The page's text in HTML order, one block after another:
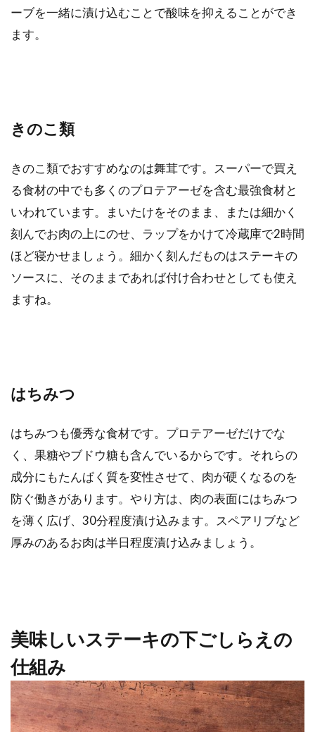
ーブを一緒に漬け込むことで酸味を抑えることができ
ます。
きのこ類
きのこ類でおすすめなのは舞茸です。スーパーで買え
る食材の中でも多くのプロテアーゼを含む最強食材と
いわれています。まいたけをそのまま、または細かく
刻んでお肉の上にのせ、ラップをかけて冷蔵庫で2時間
ほど寝かせましょう。細かく刻んだものはステーキの
ソースに、そのままであれば付け合わせとしても使え
ますね。
はちみつ
はちみつも優秀な食材です。プロテアーゼだけでな
く、果糖やブドウ糖も含んでいるからです。それらの
成分にもたんぱく質を変性させて、肉が硬くなるのを
防ぐ働きがあります。やり方は、肉の表面にはちみつ
を薄く広げ、30分程度漬け込みます。スペアリブなど
厚みのあるお肉は半日程度漬け込みましょう。
美味しいステーキの下ごしらえの
仕組み